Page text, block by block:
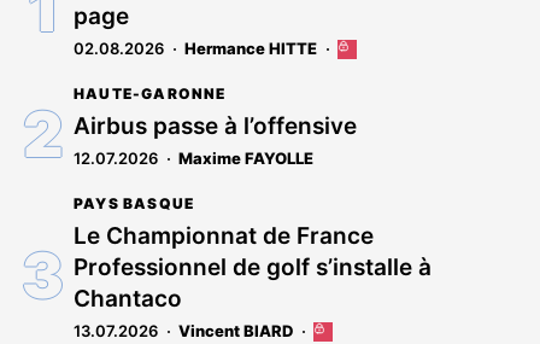
page
02.08.2026 Hermance HITTE
Cet
réservé
aux
HAUTE-GARONNE
Airbus passe à l’offensive
12.07.2026 Maxime FAYOLLE
PAYS BASQUE
Le Championnat de France
Professionnel de golf s’installe à
Chantaco
13.07.2026 Vincent BIARD
Cet